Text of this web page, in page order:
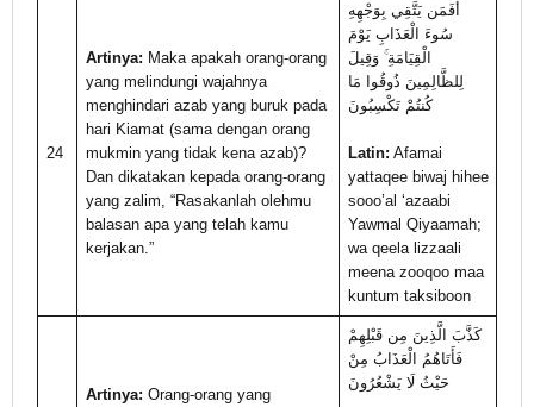
24
Artinya: Maka apakah orang-orang
yang melindungi wajahnya
menghindari azab yang buruk pada
hari Kiamat (sama dengan orang
mukmin yang tidak kena azab)?
Dan dikatakan kepada orang-orang
yang zalim, “Rasakanlah olehmu
balasan apa yang telah kamu
kerjakan.”
أَفَمَن يَتَّقِي بِوَجْهِهِ
سُوءَ الْعَذَابِ يَوْمَ
الْقِيَامَةِ ۚ وَقِيلَ
لِلظَّالِمِينَ ذُوقُوا مَا
كُنتُمْ تَكْسِبُونَ
Latin: Afamai
yattaqee biwaj hihee
sooo’al ‘azaabi
Yawmal Qiyaamah;
wa qeela lizzaali
meena zooqoo maa
kuntum taksiboon
Artinya: Orang-orang yang
كَذَّبَ الَّذِينَ مِن قَبْلِهِمْ
فَأَتَاهُمُ الْعَذَابُ مِنْ
حَيْثُ لَا يَشْعُرُونَ